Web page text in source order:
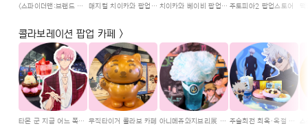
<스파이더맨:브랜드 뉴 데이> 개봉 기념 마블 컬렉션 팝업 매지컬 치이카와 팝업스토어 치이카와 베이비 팝업스토어 주토피아2 팝업스토어
콜라보레이션 팝업 카페 >
타몬 군 지금 어느 쪽?! 콜라보 카페 무직타이거 콜라보 카페 아니메쥬와지브리展 콜라보 카페 주술회전 회옥·옥절 콜라보 카페